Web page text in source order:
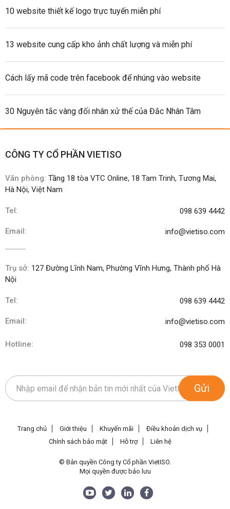
10 website thiết kế logo trực tuyến miễn phí
13 website cung cấp kho ảnh chất lượng và miễn phí
Cách lấy mã code trên facebook để nhúng vào website
30 Nguyên tắc vàng đối nhân xử thế của Đắc Nhân Tâm
CÔNG TY CỔ PHẦN VIETISO
Văn phòng: Tầng 18 tòa VTC Online, 18 Tam Trinh, Tương Mai,
Hà Nội, Việt Nam
Tel: 098 639 4442
Email: info@vietiso.com
Trụ sở: 127 Đường Lĩnh Nam, Phường Vĩnh Hưng, Thành phố Hà
Nội
Tel: 098 639 4442
Email: info@vietiso.com
Hotline: 098 353 0001
Gửi
Trang chủ Giới thiệu Khuyến mãi
Điều khoản dịch vụ
Chính sách bảo mật
Hỗ trợ Liên hệ
© Bản quyền Công ty Cổ phần VietISO.
Mọi quyền được bảo lưu